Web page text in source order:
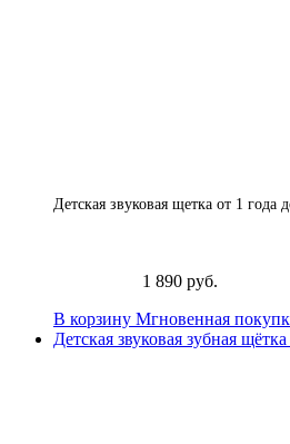
Детская звуковая щетка от 1 года
1 890 руб.
В корзину Мгновенная
Детская звуковая зубная